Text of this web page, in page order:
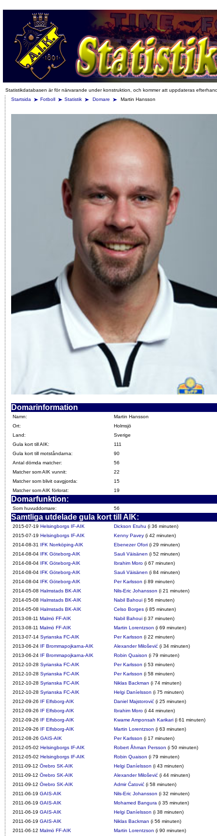
Statistikdatabasen är för närvarande under konstruktion, och kommer att uppdateras
Startsida
Fotboll Statistik Domare Martin Hansson
Domarinformation
Namn:
Martin Hansson
Ort:
Holmsjö
Land:
Sverige
Gula kort till AIK:
111
Gula kort till motståndarna:
90
Antal dömda matcher:
56
Matcher som AIK vunnit:
22
Matcher som blivit oavgjorda:
15
Matcher som AIK förlorat:
19
Domarfunktion:
Som huvuddomare: 56
Samtliga utdelade gula kort till AIK:
2015-07-19 Helsingborgs IF-AIK Dickson Etuhu (i 36 minuten)
2015-07-19 Helsingborgs IF-AIK Kenny Pavey (i 42 minuten)
2014-08-31 IFK Norrköping-AIK Ebenezer Ofori (i 29 minuten)
2014-08-04 IFK Göteborg-AIK Sauli Väisänen (i 52 minuten)
2014-08-04 IFK Göteborg-AIK Ibrahim Moro (i 67 minuten)
2014-08-04 IFK Göteborg-AIK Sauli Väisänen (i 84 minuten)
2014-08-04 IFK Göteborg-AIK Per Karlsson (i 89 minuten)
2014-05-08 Halmstads BK-AIK Nils-Eric Johansson (i 21 minuten)
2014-05-08 Halmstads BK-AIK Nabil Bahoui (i 56 minuten)
2014-05-08 Halmstads BK-AIK Celso Borges (i 85 minuten)
2013-08-11 Malmö FF-AIK Nabil Bahoui (i 37 minuten)
2013-08-11 Malmö FF-AIK Martin Lorentzson (i 69 minuten)
2013-07-14 Syrianska FC-AIK Per Karlsson (i 22 minuten)
2013-06-24 IF Brommapojkarna-AIK Alexander Milošević (i 34 minuten)
2013-06-24 IF Brommapojkarna-AIK Robin Quaison (i 79 minuten)
2012-10-28 Syrianska FC-AIK Per Karlsson (i 53 minuten)
2012-10-28 Syrianska FC-AIK Per Karlsson (i 58 minuten)
2012-10-28 Syrianska FC-AIK Niklas Backman (i 74 minuten)
2012-10-28 Syrianska FC-AIK Helgi Daníelsson (i 75 minuten)
2012-09-26 IF Elfsborg-AIK Daniel Majstorović (i 25 minuten)
2012-09-26 IF Elfsborg-AIK Ibrahim Moro (i 44 minuten)
2012-09-26 IF Elfsborg-AIK Kwame Amponsah Karikari (i 61 minuten)
2012-09-26 IF Elfsborg-AIK Martin Lorentzson (i 63 minuten)
2012-08-26 GAIS-AIK Per Karlsson (i 17 minuten)
2012-05-02 Helsingborgs IF-AIK Robert Åhman Persson (i 50 minuten)
2012-05-02 Helsingborgs IF-AIK Robin Quaison (i 79 minuten)
2011-09-12 Örebro SK-AIK Helgi Daníelsson (i 43 minuten)
2011-09-12 Örebro SK-AIK Alexander Milošević (i 44 minuten)
2011-09-12 Örebro SK-AIK Admir Ćatović (i 58 minuten)
2011-06-19 GAIS-AIK Nils-Eric Johansson (i 32 minuten)
2011-06-19 GAIS-AIK Mohamed Bangura (i 35 minuten)
2011-06-19 GAIS-AIK Helgi Daníelsson (i 38 minuten)
2011-06-19 GAIS-AIK Niklas Backman (i 56 minuten)
2011-06-12 Malmö FF-AIK Martin Lorentzson (i 90 minuten)